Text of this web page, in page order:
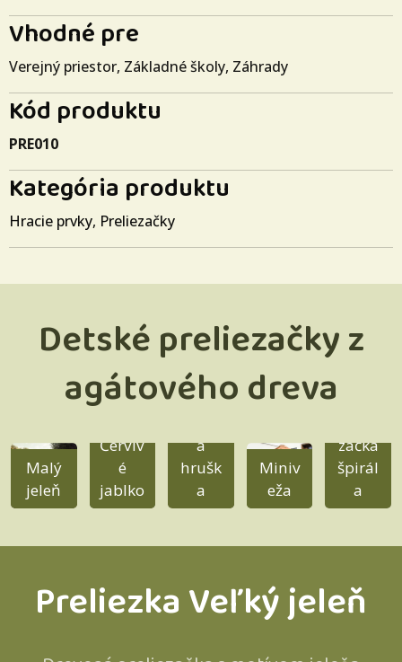
Vhodné pre
Verejný priestor, Základné školy, Záhrady
Kód produktu
PRE010
Kategória produktu
Hracie prvky, Preliezačky
Detské preliezačky z
agátového dreva
Malý
jeleň
Preliez
Červiv
é
jablko
Šmykľ
avka
a
hrušk
a
Miniv
eža
začka
špirál
a
Preliezka Veľký jeleň